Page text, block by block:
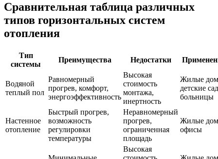
Сравнительная таблица различных
типов горизонтальных систем
отопления
Тип
системы
Преимущества Недостатки
Водяной
теплый пол
Равномерный
прогрев, комфорт,
энергоэффективность
Высокая
стоимость
монтажа,
инертность
Жилые
детские
больницы
Настенное
отопление
Быстрый прогрев,
возможность
регулировки
температуры
Неравномерный
прогрев,
ограниченная
площадь
Жилые
офисы
Высокая